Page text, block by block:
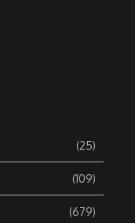
(25)
(109)
(679)